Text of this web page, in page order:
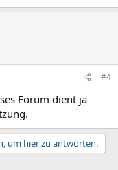
#4
Forum dient ja
um hier zu antworten.